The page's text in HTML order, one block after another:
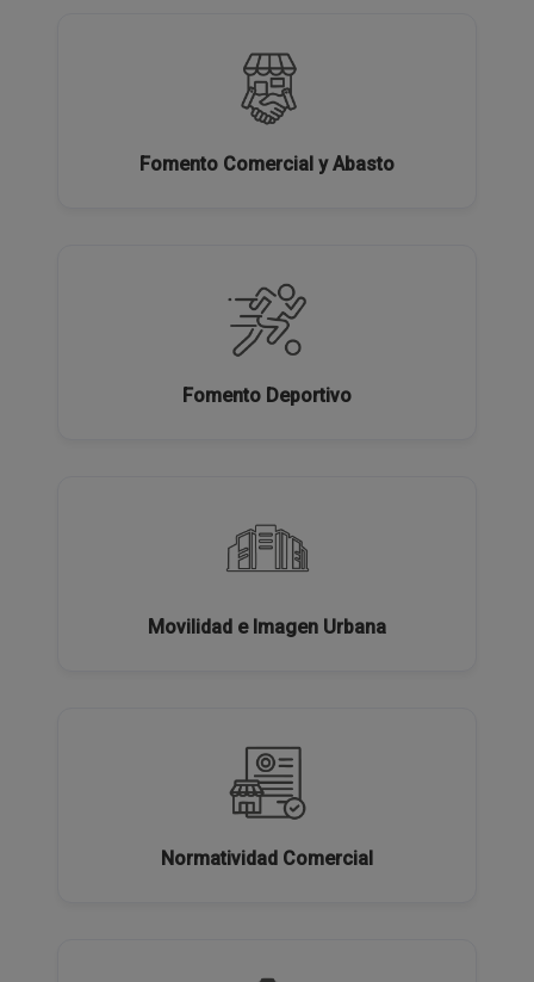
Fomento Comercial y Abasto
Fomento Deportivo
Movilidad e Imagen Urbana
Normatividad Comercial